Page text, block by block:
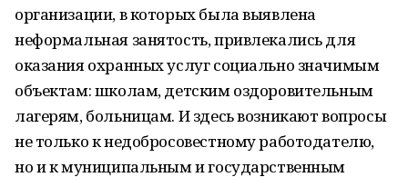
организации, в которых была выявлена
неформальная занятость, привлекались для
оказания охранных услуг социально значимым
объектам: школам, детским оздоровительным
лагерям, больницам. И здесь возникают вопросы
не только к недобросовестному работодателю,
но и к муниципальным и государственным